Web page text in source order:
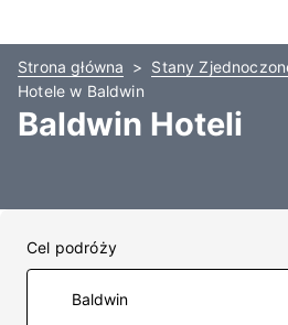
Strona główna Stany
Hotele w Baldwin
Baldwin Hoteli
Cel podróży